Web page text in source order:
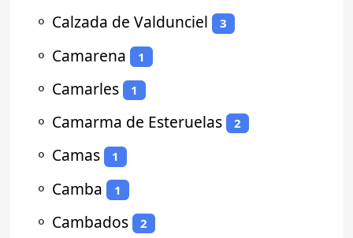
⚬ Calzada de Valdunciel 3
⚬ Camarena 1
⚬ Camarles 1
⚬ Camarma de Esteruelas 2
⚬ Camas 1
⚬ Camba 1
⚬ Cambados 2